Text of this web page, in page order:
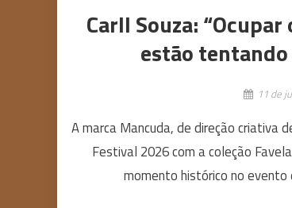
Carll Souza:
estão
11 de
A marca Mancuda, de direção criativa
Festival 2026 com a coleção
momento histórico no